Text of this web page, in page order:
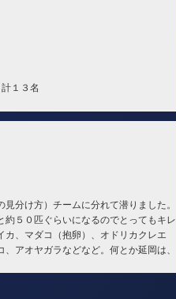
１３名
分け方）チームに分れて潜りました。
５０匹ぐらいになるのでとってもキレ
、マダコ（抱卵）、オドリカクレエ
アオヤガラなどなど。何とか延岡は、